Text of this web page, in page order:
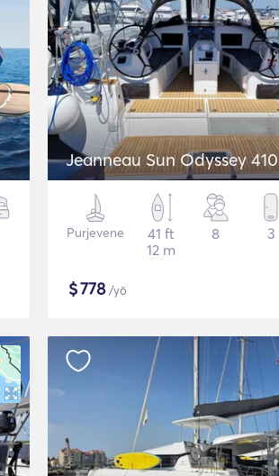
Jeanneau Sun Odyssey 410
Purjevene
41 ft
12 m
8 3
$778/yö